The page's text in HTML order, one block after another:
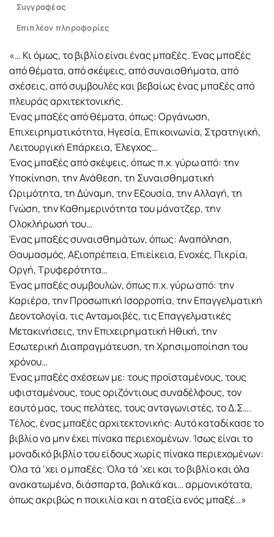
Συγγραφέας
Επιπλέον πληροφορίες
«… Κι όμως, το βιβλίο είναι ένας μπαξές. Ένας μπαξές
από θέματα, από σκέψεις, από συναισθήματα, από
σχέσεις, από συμβουλές και βεβαίως ένας μπαξές από
πλευράς αρχιτεκτονικής.
Ένας μπαξές από θέματα, όπως: Οργάνωση,
Επιχειρηματικότητα, Ηγεσία, Επικοινωνία, Στρατηγική,
Λειτουργική Επάρκεια, Έλεγχος…
Ένας μπαξές από σκέψεις, όπως π.χ. γύρω από: την
Υποκίνηση, την Ανάθεση, τη Συναισθηματική
Ωριμότητα, τη Δύναμη, την Εξουσία, την Αλλαγή, τη
Γνώση, την Καθημερινότητα του μάνατζερ, την
Ολοκλήρωσή του…
Ένας μπαξές συναισθημάτων, όπως: Αναπόληση,
Θαυμασμός, Αξιοπρέπεια, Επιείκεια, Ενοχές, Πικρία,
Οργή, Τρυφερότητα…
Ένας μπαξές συμβουλών, όπως π.χ. γύρω από: την
Καριέρα, την Προσωπική Ισορροπία, την Επαγγελματική
Δεοντολογία, τις Ανταμοιβές, τις Επαγγελματικές
Μετακινήσεις, την Επιχειρηματική Ηθική, την
Εσωτερική Διαπραγμάτευση, τη Χρησιμοποίηση του
χρόνου…
Ένας μπαξές σχέσεων με: τους προϊσταμένους, τους
υφισταμένους, τους οριζόντιους συναδέλφους, τον
εαυτό μας, τους πελάτες, τους ανταγωνιστές, το Δ.Σ….
Τέλος, ένας μπαξές αρχιτεκτονικής: Αυτό καταδίκασε το
βιβλίο να μην έχει πίνακα περιεχομένων. Ίσως είναι το
μοναδικό βιβλίο του είδους χωρίς πίνακα περιεχομένων:
Όλα τά ‘χει ο μπαξές. Όλα τά ‘χει και το βιβλίο και όλα
ανακατωμένα, διάσπαρτα, βολικά και… αρμονικότατα,
όπως ακριβώς η ποικιλία και η αταξία ενός μπαξέ…»